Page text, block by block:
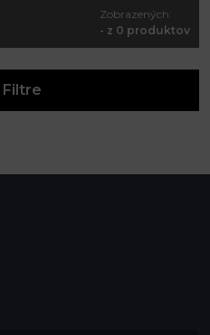
Zobrazených:
- z 0 produktov
Filtre